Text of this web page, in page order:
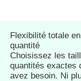
Flexibilité totale
quantité
Choisissez les
quantités exactes
avez besoin. Ni